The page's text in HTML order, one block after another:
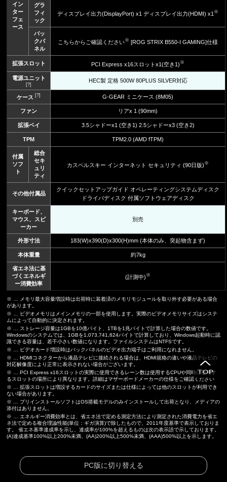
イン
ター
フェ
ース
グラ
フィ
ック
ディスプレイ出力(DisplayPort) x1 ディスプレイ出力(HDMI) x1 ※
バッ
クパ
ネル
こちらからご確認ください※ [ROG STRIX B550-I GAMING]仕様
拡張スロット PCI Express x16スロットx1(空き1) ※
電源ユニット
[?]
HEC製 定格 500W 80PLUS SILVER対応
ケース [?] G-GEAR ミニケース (8M05)
ファン リアx 1 (90mm)
拡張ベイ 3.5シャドーx1 (空き1) 2.5シャドーx3 (空き2)
TPM TPM2.0 (AMD fTPM)
付属
ソフ
ト
総合
セキ
ュリ
ティ
カスペルスキー インターネット セキュリティ (90日版) ※
その他付属品
クイックセットアップガイド オペレーティングシステムディスク
ドライバディスク 付属ソフトウェアディスク
キーボード、
マウス、スピ
ーカー
別売
外形寸法 183(W)x390(D)x300(H)mm (本体のみ、突起物含まず)
本体重量 約7kg
省エネ法に基
づくエネルギ
ー消費効率
(計測中) ※
※ … メモリ最大容量増設時は出荷時に装着済のメモリモジュールを取り外す必要がある場合
があります。
※ … ビデオメモリはメインメモリの一部を使用します。実際のビデオメモリサイズはシステ
ムによって自動的に決定されます。
※ … ストレージ容量は1GBを10億バイト、1TBを1兆バイトで計算した場合の数値です。
Windowsのシステムでは、1GBを1,073,741,824バイトで計算しており、Windows起動時に認
識できる容量は、若干小さい数値になります。ファイルシステムはNTFSです。
※ … ビデオカード増設時はバックパネルのビデオ出力端子はご利用になれません。
※ … HDMIコネクターから液晶テレビに接続される場合は、HDMI規格の違いや液晶テレビの
対応解像度により正常に表示されない場合がございます。
※ … PCI Express x16スロットの実際に使用できるレーン数は使用するCPUや同時に使用す
るスロットの場所により異なります。詳細はマザーボードメーカーの仕様をご確認ください
※ … 拡張スロットは増設するカードのサイズまたは仕様によっては他のスロットが利用でき
ない場合があります。
※ … プリインストールソフトはOS搭載モデルのみインストールして出荷となり、メディアの
添付はありません。
※ … エネルギー消費効率とは、省エネ法で定める測定方法により測定された消費電力を省エ
ネ法で定める複合理論性能(単位：ギガ演算)で除したもので、2011年度基準で表示しておりま
す。 省エネ基準達成率を示し、達成率が100%を超えるものは次の表示語で示しております。
(A)達成基準100%以上200%未満、(AA)200%以上500%未満、(AAA)500%以上を示します。
PC版に切り替える